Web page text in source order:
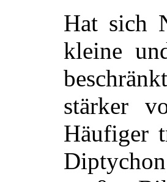
Hat sich
kleine
stärker
Häufiger